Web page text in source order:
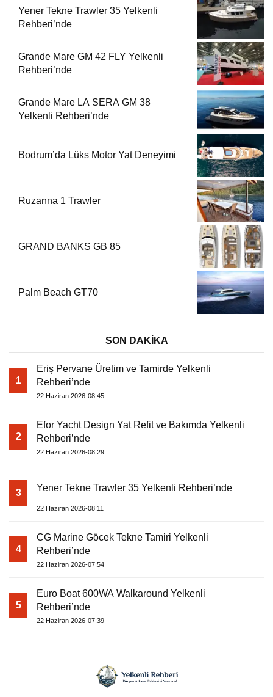
Yener Tekne Trawler 35 Yelkenli
Rehberi’nde
Grande Mare GM 42 FLY Yelkenli
Rehberi’nde
Grande Mare LA SERA GM 38
Yelkenli Rehberi’nde
Bodrum’da Lüks Motor Yat Deneyimi
Ruzanna 1 Trawler
GRAND BANKS GB 85
Palm Beach GT70
SON DAKİKA
1
Eriş Pervane Üretim ve Tamirde Yelkenli
Rehberi’nde
22 Haziran 2026-08:45
2
Efor Yacht Design Yat Refit ve Bakımda Yelkenli
Rehberi’nde
22 Haziran 2026-08:29
3 Yener Tekne Trawler 35 Yelkenli Rehberi’nde
22 Haziran 2026-08:11
4
CG Marine Göcek Tekne Tamiri Yelkenli
Rehberi’nde
22 Haziran 2026-07:54
5
Euro Boat 600WA Walkaround Yelkenli
Rehberi’nde
22 Haziran 2026-07:39